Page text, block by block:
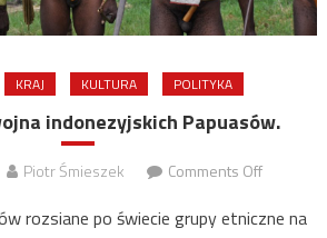
KRAJ KULTURA POLITYKA
indonezyjskich Papuasów.
Piotr Śmieszek Comments Offon
wojna
rozsiane po świecie grupy etniczne na